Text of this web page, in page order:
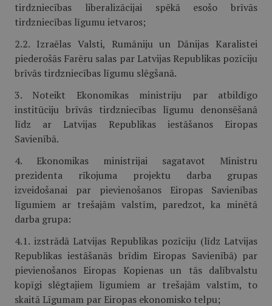
tirdzniecības liberalizācijai spēkā esošo brīvās
tirdzniecības līgumu ietvaros;
2.2. Izraēlas Valsti, Rumāniju un Dānijas Karalistei
piederošās Farēru salas par Latvijas Republikas pozīciju
brīvās tirdzniecības līgumu slēgšanā.
3. Noteikt Ekonomikas ministriju par atbildīgo
institūciju brīvās tirdzniecības līgumu denonsēšanā
līdz ar Latvijas Republikas iestāšanos Eiropas
Savienībā.
4. Ekonomikas ministrijai sagatavot Ministru
prezidenta rīkojuma projektu darba grupas
izveidošanai par pievienošanos Eiropas Savienības
līgumiem ar trešajām valstīm, paredzot, ka minētā
darba grupa:
4.1. izstrādā Latvijas Republikas pozīciju (līdz Latvijas
Republikas iestāšanās brīdim Eiropas Savienībā) par
pievienošanos Eiropas Kopienas un tās dalībvalstu
kopīgi slēgtajiem līgumiem ar trešajām valstīm, to
skaitā Līgumam par Eiropas ekonomisko telpu;